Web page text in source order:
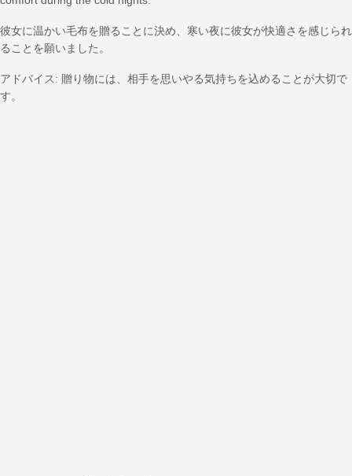
彼女に温かい毛布を贈ることに決め、寒い夜に彼女が快適さを感じられ
ることを願いました。
アドバイス: 贈り物には、相手を思いやる気持ちを込めることが大切で
す。